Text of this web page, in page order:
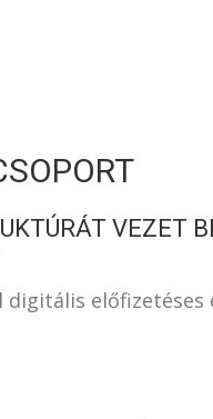
VEZET
digitális előfizetéses